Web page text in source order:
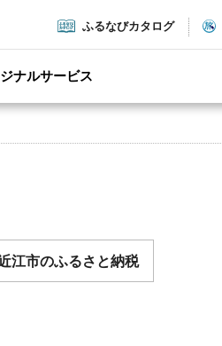
ふるなびカタログ
ナルサービス
江市のふるさと納税